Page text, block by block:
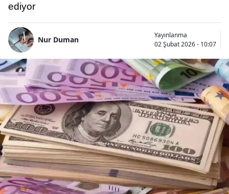
ediyor
Nur Duman
Yayınlanma
02 Şubat 2026 - 10:07